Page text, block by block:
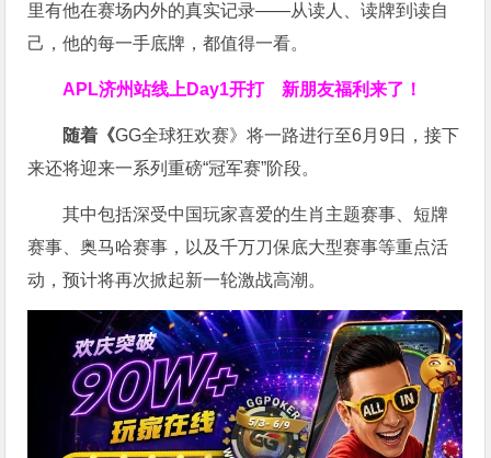
里有他在赛场内外的真实记录——从读人、读牌到读自
己，他的每一手底牌，都值得一看。
APL济州站线上Day1开打 新朋友福利来了！
随着《GG全球狂欢赛》将一路进行至6月9日，接下
来还将迎来一系列重磅“冠军赛”阶段。
其中包括深受中国玩家喜爱的生肖主题赛事、短牌
赛事、奥马哈赛事，以及千万刀保底大型赛事等重点活
动，预计将再次掀起新一轮激战高潮。